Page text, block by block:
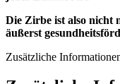
Die Zirbe ist also nicht
äußerst
Zusätzliche